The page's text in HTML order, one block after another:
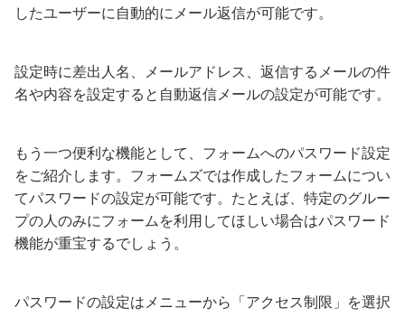
したユーザーに自動的にメール返信が可能です。
設定時に差出人名、メールアドレス、返信するメールの件
名や内容を設定すると自動返信メールの設定が可能です。
もう一つ便利な機能として、フォームへのパスワード設定
をご紹介します。フォームズでは作成したフォームについ
てパスワードの設定が可能です。たとえば、特定のグルー
プの人のみにフォームを利用してほしい場合はパスワード
機能が重宝するでしょう。
パスワードの設定はメニューから「アクセス制限」を選択